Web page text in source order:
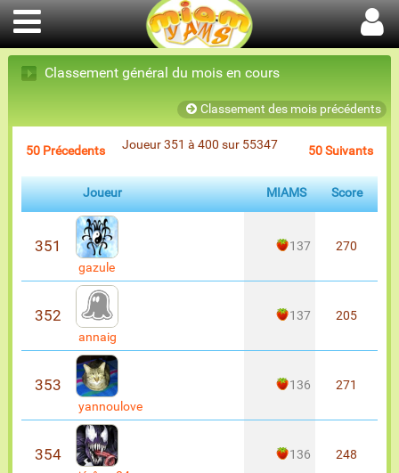
Classement général du mois en cours
Classement des mois précédents
50 Précedents Joueur 351 à 400 sur 55347 50 Suivants
Joueur MIAMS Score
351
gazule
137 270
352
annaig
137 205
353
yannoulove
136 271
354 136 248